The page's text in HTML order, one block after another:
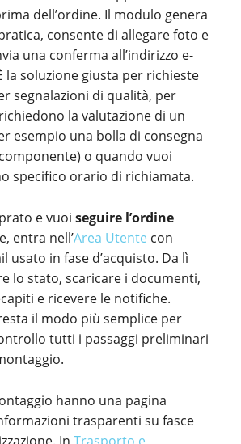
dell’ordine. Il modulo genera
consente di allegare foto e
una conferma all’indirizzo e-
la soluzione giusta per richieste
segnalazioni di qualità, per
la valutazione di un
esempio una bolla di consegna
o quando vuoi
specifico orario di richiamata.
e vuoi seguire l’ordine
entra nell’Area Utente con
usato in fase d’acquisto. Da lì
lo stato, scaricare i documenti,
e ricevere le notifiche.
il modo più semplice per
tutti i passaggi preliminari
hanno una pagina
trasparenti su fasce